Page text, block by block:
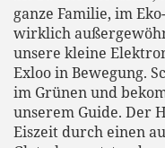
ganze Familie, im
wirklich
unsere kleine
Exloo in Bewegung.
im Grünen und
unserem Guide. Der
Eiszeit durch einen